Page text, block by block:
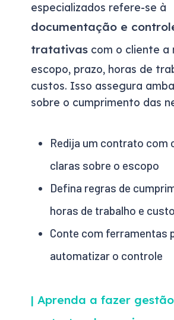
especializados refere-se à
documentação e
tratativas com o cliente a
escopo, prazo, horas de
custos. Isso assegura
sobre o cumprimento das
Redija um contrato com
claras sobre o escopo
Defina regras de
horas de trabalho e
Conte com ferramentas
automatizar o controle
| Aprenda a fazer